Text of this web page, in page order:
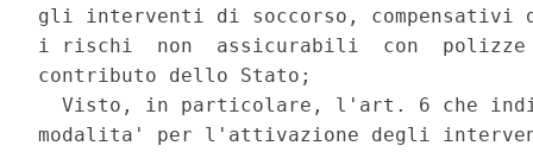
gli interventi di soccorso, compensativi
i rischi  non  assicurabili  con
contributo dello Stato;
Visto, in particolare, l'art. 6 che
modalita' per l'attivazione degli